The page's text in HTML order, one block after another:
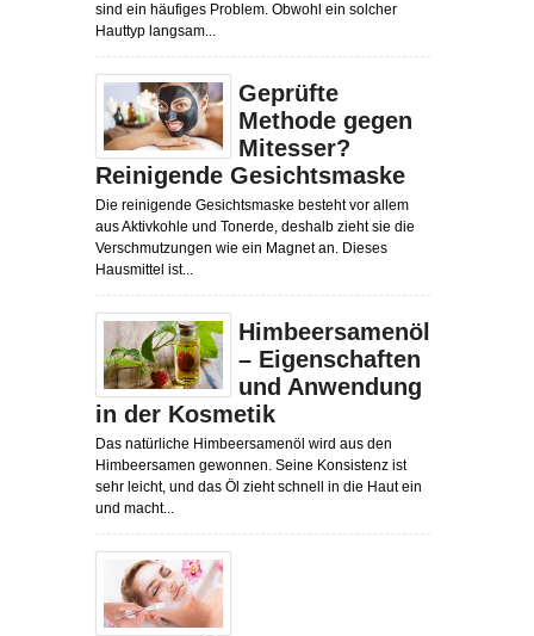
sind ein häufiges Problem. Obwohl ein solcher
Hauttyp langsam...
Geprüfte
Methode gegen
Mitesser?
Reinigende Gesichtsmaske
Die reinigende Gesichtsmaske besteht vor allem
aus Aktivkohle und Tonerde, deshalb zieht sie die
Verschmutzungen wie ein Magnet an. Dieses
Hausmittel ist...
Himbeersamenöl
– Eigenschaften
und Anwendung
in der Kosmetik
Das natürliche Himbeersamenöl wird aus den
Himbeersamen gewonnen. Seine Konsistenz ist
sehr leicht, und das Öl zieht schnell in die Haut ein
und macht...